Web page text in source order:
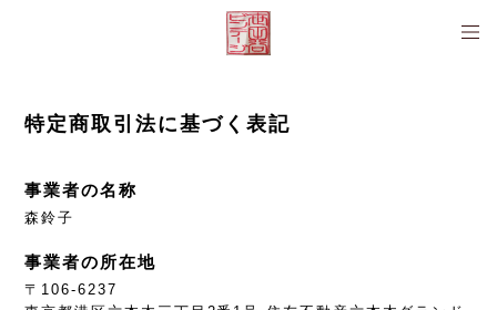
特定商取引法に基づく表記
事業者の名称
森鈴子
事業者の所在地
〒106-6237